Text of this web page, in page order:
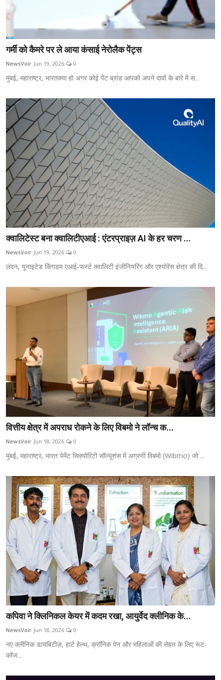
गर्मी को कैमरे पर ले आया कंसाई नेरोलैक पेंट्स
NewsVoir Jun 19, 2026 0
मुंबई, महाराष्ट्र, भारतक्या हो अगर कोई पेंट ब्रांड आपको अपने दावों के बारे में स...
क्वालिटेस्ट बना क्वालिटीएआई : एंटरप्राइज़ AI के हर चरण ...
NewsVoir Jun 19, 2026 0
लंदन, यूनाइटेड किंगडम एआई-फर्स्ट क्वालिटी इंजीनियरिंग और एश्योरेंस क्षेत्र की दि...
वित्तीय क्षेत्र में अपराध रोकने के लिए विबमो ने लॉन्च क...
NewsVoir Jun 18, 2026 0
मुंबई, महाराष्ट्र, भारत पेमेंट सिक्योरिटी सॉल्यूशंस में अग्रणी विबमो (Wibmo) जो ...
कपिवा ने क्लिनिकल केयर में कदम रखा, आयुर्वेद क्लीनिक के...
NewsVoir Jun 18, 2026 0
नए क्लीनिक डायबिटीज़, हार्ट हेल्थ, क्रॉनिक पेन और महिलाओं की सेहत के लिए रूट-
कॉज...